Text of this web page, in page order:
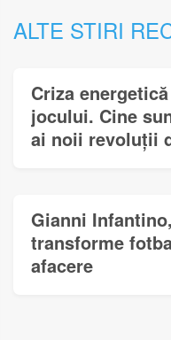
ALTE STIRI
Criza
jocului. Cine
ai noii revoluții
Gianni
transforme
afacere